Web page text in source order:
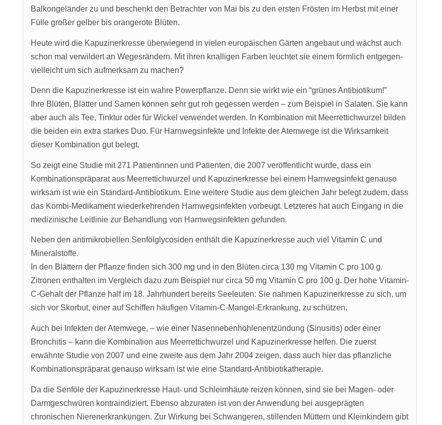
Balkongeländer zu und beschenkt den Betrachter von Mai bis zu den ersten Frösten im Herbst mit einer
Fülle großer gelber bis orangerote Blüten.
Heute wird die Kapuzinerkresse überwiegend in vielen europäischen Gärten angebaut und wächst auch
schon mal verwildert an Wegesrändern. Mit ihren knalligen Farben leuchtet sie einem förmlich entgegen-
vielleicht um sich aufmerksam zu machen?
Denn die Kapuzinerkresse ist ein wahre Powerpflanze. Denn sie wirkt wie ein “grünes Antibiotikum!”
Ihre Blüten, Blätter und Samen können sehr gut roh gegessen werden – zum Beispiel in Salaten. Sie kann
aber auch als Tee, Tinktur oder für Wickel verwendet werden. In Kombination mit Meerrettichwurzel bilden
die beiden ein extra starkes Duo. Für Harnwegsinfekte und Infekte der Atemwege ist die Wirksamkeit
dieser Kombination gut belegt.
So zeigt eine Studie mit 271 Patientinnen und Patienten, die 2007 veröffentlicht wurde, dass ein
Kombinationspräparat aus Meerrettichwurzel und Kapuzinerkresse bei einem Harnwegsinfekt genauso
wirksam ist wie ein Standard-Antibiotikum. Eine weitere Studie aus dem gleichen Jahr belegt zudem, dass
das Kombi-Medikament wiederkehrenden Harnwegsinfekten vorbeugt. Letzteres hat auch Eingang in die
medizinische Leitlinie zur Behandlung von Harnwegsinfekten gefunden.
Neben den antimikrobiellen Senfölglycosiden enthält die Kapuzinerkresse auch viel Vitamin C und
Mineralstoffe.
In den Blättern der Pflanze finden sich 300 mg und in den Blüten circa 130 mg Vitamin C pro 100 g.
Zitronen enthalten im Vergleich dazu zum Beispiel nur circa 50 mg Vitamin C pro 100 g. Der hohe Vitamin-
C-Gehalt der Pflanze half im 18. Jahrhundert bereits Seeleuten: Sie nahmen Kapuzinerkresse zu sich, um
sich vor Skorbut, einer auf Schiffen häufigen Vitamin-C-Mangel-Erkrankung, zu schützen.
Auch bei Infekten der Atemwege, – wie einer Nasennebenhöhlenentzündung (Sinusitis) oder einer
Bronchitis – kann die Kombination aus Meerrettichwurzel und Kapuzinerkresse helfen. Die zuerst
erwähnte Studie von 2007 und eine zweite aus dem Jahr 2004 zeigen, dass auch hier das pflanzliche
Kombinationspräparat genauso wirksam ist wie eine Standard-Antibiotikatherapie.
Da die Senföle der Kapuzinerkresse Haut- und Schleimhäute reizen können, sind sie bei Magen- oder
Darmgeschwüren kontraindiziert. Ebenso abzuraten ist von der Anwendung bei ausgeprägten
chronischen Nierenerkrankungen. Zur Wirkung bei Schwangeren, stillenden Müttern und Kleinkindern gibt